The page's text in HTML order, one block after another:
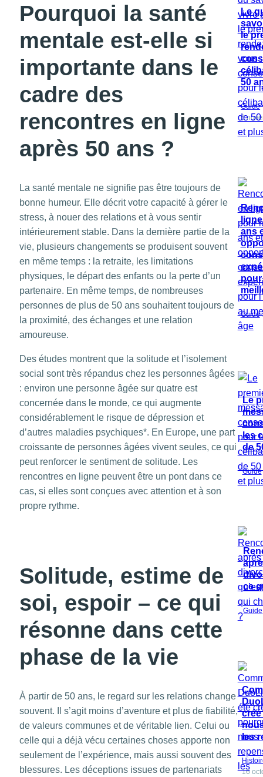
Pourquoi la santé
mentale est-elle si
importante dans le
cadre des
rencontres en ligne
après 50 ans ?
La santé mentale ne signifie pas être toujours de
bonne humeur. Elle décrit votre capacité à gérer le
stress, à nouer des relations et à vous sentir
intérieurement stable. Dans la dernière partie de la
vie, plusieurs changements se produisent souvent
en même temps : la retraite, les limitations
physiques, le départ des enfants ou la perte d’un
partenaire. En même temps, de nombreuses
personnes de plus de 50 ans souhaitent toujours de
la proximité, des échanges et une relation
amoureuse.
Des études montrent que la solitude et l’isolement
social sont très répandus chez les personnes âgées
: environ une personne âgée sur quatre est
concernée dans le monde, ce qui augmente
considérablement le risque de dépression et
d’autres maladies psychiques*. En Europe, une part
croissante de personnes âgées vivent seules, ce qui
peut renforcer le sentiment de solitude. Les
rencontres en ligne peuvent être un pont dans ce
cas, si elles sont conçues avec attention et à son
propre rythme.
Solitude, estime de
soi, espoir – ce qui
résonne dans cette
phase de la vie
À partir de 50 ans, le regard sur les relations change
souvent. Il s’agit moins d’aventure et plus de fiabilité,
de valeurs communes et de véritable lien. Celui ou
celle qui a déjà vécu certaines choses apporte non
seulement de l’expérience, mais aussi souvent des
blessures. Les déceptions issues de partenariats
Le
le
50
Guide
6
ans
pour
Guide
Le
les
de
Guide
ce
Guide
les
16